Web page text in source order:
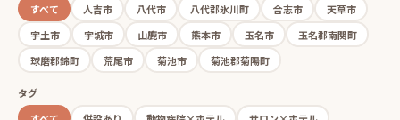
すべて
人吉市 八代市 八代郡氷川町 合志市
天草市
宇土市
宇城市 山鹿市 熊本市 玉名市
玉名郡南関町
球磨郡錦町
荒尾市 菊池市 菊池郡菊陽町
タグ